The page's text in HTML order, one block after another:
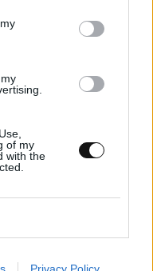
of my
with the
υγρών
να τρώτε